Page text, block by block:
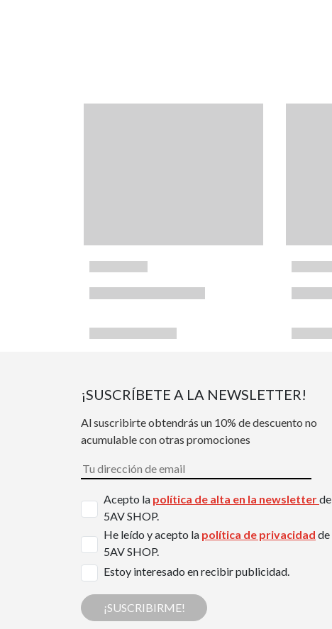
¡SUSCRÍBETE A LA NEWSLETTER!
Al suscribirte obtendrás un 10% de descuento no
acumulable con otras promociones
Acepto la política de alta en la newsletterde
5AV SHOP.
He leído y acepto la política de privacidad de
5AV SHOP.
Estoy interesado en recibir publicidad.
¡SUSCRIBIRME!